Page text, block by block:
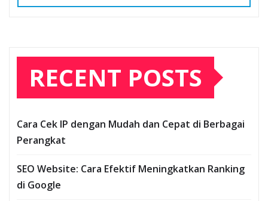
RECENT POSTS
Cara Cek IP dengan Mudah dan Cepat di Berbagai
Perangkat
SEO Website: Cara Efektif Meningkatkan Ranking
di Google